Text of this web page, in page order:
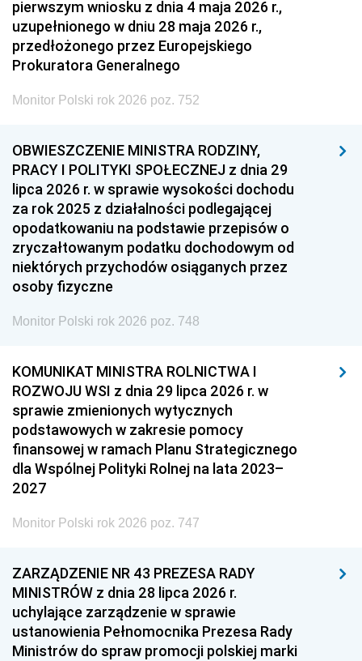
pierwszym wniosku z dnia 4 maja 2026 r.,
uzupełnionego w dniu 28 maja 2026 r.,
przedłożonego przez Europejskiego
Prokuratora Generalnego
Monitor Polski rok 2026 poz. 752
OBWIESZCZENIE MINISTRA RODZINY,
PRACY I POLITYKI SPOŁECZNEJ z dnia 29
lipca 2026 r. w sprawie wysokości dochodu
za rok 2025 z działalności podlegającej
opodatkowaniu na podstawie przepisów o
zryczałtowanym podatku dochodowym od
niektórych przychodów osiąganych przez
osoby fizyczne
Monitor Polski rok 2026 poz. 748
KOMUNIKAT MINISTRA ROLNICTWA I
ROZWOJU WSI z dnia 29 lipca 2026 r. w
sprawie zmienionych wytycznych
podstawowych w zakresie pomocy
finansowej w ramach Planu Strategicznego
dla Wspólnej Polityki Rolnej na lata 2023–
2027
Monitor Polski rok 2026 poz. 747
ZARZĄDZENIE NR 43 PREZESA RADY
MINISTRÓW z dnia 28 lipca 2026 r.
uchylające zarządzenie w sprawie
ustanowienia Pełnomocnika Prezesa Rady
Ministrów do spraw promocji polskiej marki